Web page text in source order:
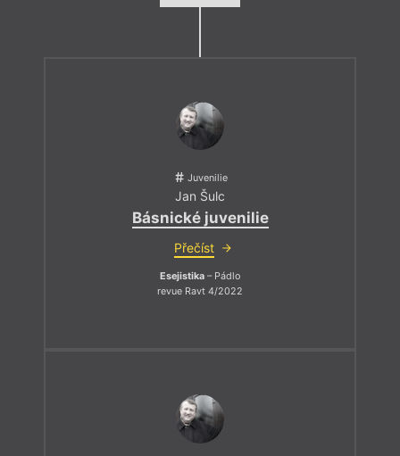
Juvenilie
Jan Šulc
Básnické juvenilie
Přečíst
Esejistika – Pádlo
revue Ravt 4/2022